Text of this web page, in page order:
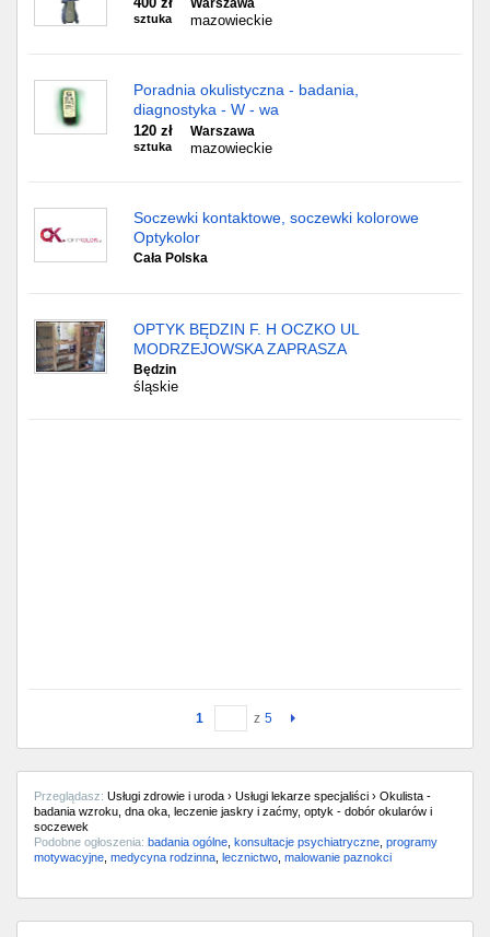
sztuka
Warszawa
mazowieckie
Poradnia okulistyczna - badania,
diagnostyka - W - wa
120 zł
sztuka
Warszawa
mazowieckie
Soczewki kontaktowe, soczewki kolorowe
Optykolor
Cała Polska
OPTYK BĘDZIN F. H OCZKO UL
MODRZEJOWSKA ZAPRASZA
Będzin
śląskie
1 z 5
Przeglądasz: Usługi zdrowie i uroda › Usługi lekarze specjaliści › Okulista -
badania wzroku, dna oka, leczenie jaskry i zaćmy, optyk - dobór okularów i
soczewek
Podobne ogłoszenia: badania ogólne konsultacje psychiatryczne programy
motywacyjne medycyna rodzinna lecznictwo malowanie paznokci